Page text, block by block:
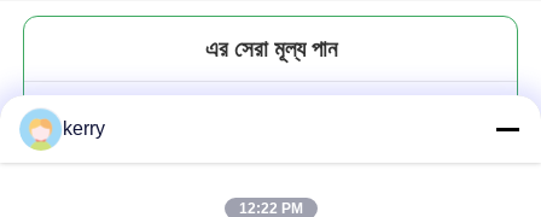
এর সেরা মূল্য পান
kerry
12:22 PM